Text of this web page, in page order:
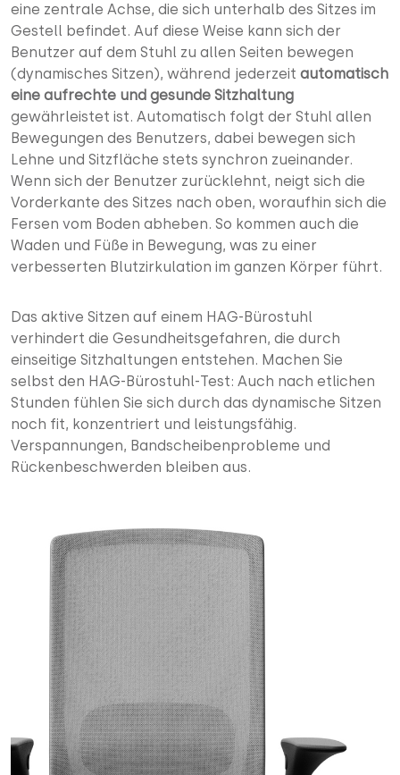
eine zentrale Achse, die sich unterhalb des Sitzes im
Gestell befindet. Auf diese Weise kann sich der
Benutzer auf dem Stuhl zu allen Seiten bewegen
(dynamisches Sitzen), während jederzeit automatisch
eine aufrechte und gesunde Sitzhaltung
gewährleistet ist. Automatisch folgt der Stuhl allen
Bewegungen des Benutzers, dabei bewegen sich
Lehne und Sitzfläche stets synchron zueinander.
Wenn sich der Benutzer zurücklehnt, neigt sich die
Vorderkante des Sitzes nach oben, woraufhin sich die
Fersen vom Boden abheben. So kommen auch die
Waden und Füße in Bewegung, was zu einer
verbesserten Blutzirkulation im ganzen Körper führt.
Das aktive Sitzen auf einem HAG-Bürostuhl
verhindert die Gesundheitsgefahren, die durch
einseitige Sitzhaltungen entstehen. Machen Sie
selbst den HAG-Bürostuhl-Test: Auch nach etlichen
Stunden fühlen Sie sich durch das dynamische Sitzen
noch fit, konzentriert und leistungsfähig.
Verspannungen, Bandscheibenprobleme und
Rückenbeschwerden bleiben aus.